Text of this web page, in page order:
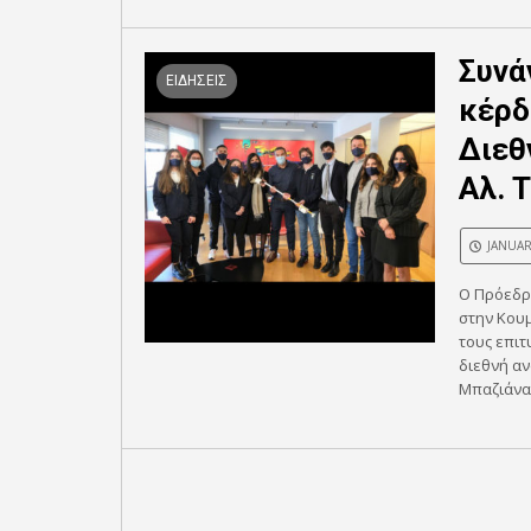
ΕΙΔΗΣΕΙΣ
Αλ.
Ο
στην
τους
διεθνή